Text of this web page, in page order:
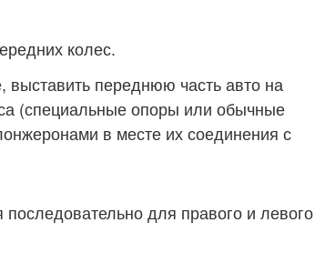
колес.
переднюю часть авто на
(специальные опоры или обычные
в месте их соединения с
для правого и левого